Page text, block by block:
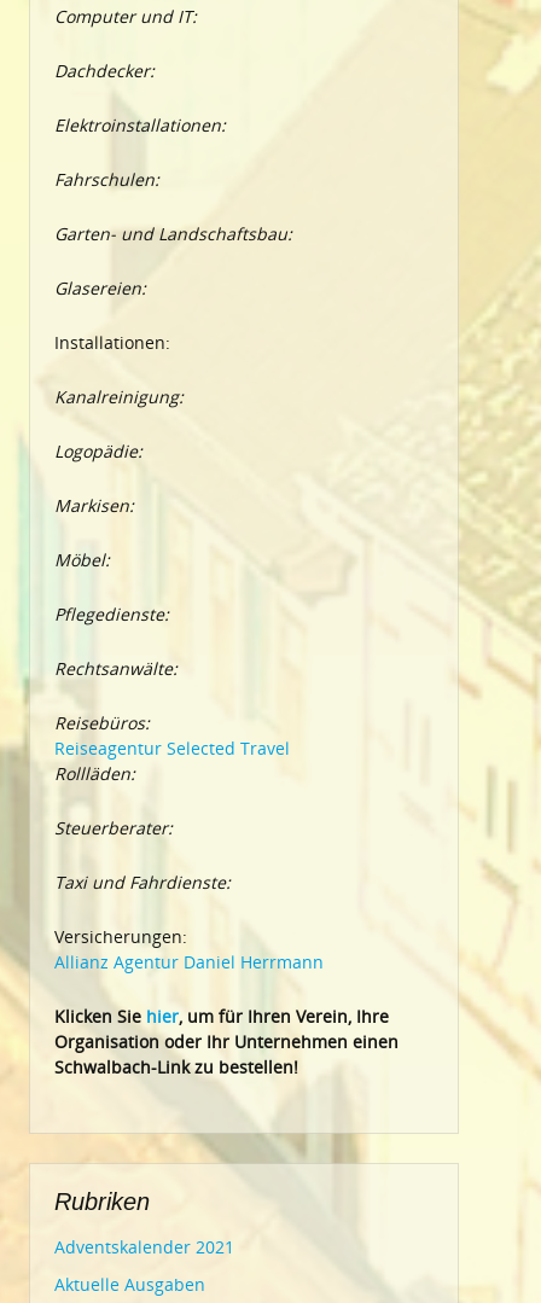
Computer und IT:
Dachdecker:
Elektroinstallationen:
Fahrschulen:
Garten- und Landschaftsbau:
Glasereien:
Installationen:
Kanalreinigung:
Logopädie:
Markisen:
Möbel:
Pflegedienste:
Rechtsanwälte:
Reisebüros:
Reiseagentur Selected Travel
Rollläden:
Steuerberater:
Taxi und Fahrdienste:
Versicherungen:
Allianz Agentur Daniel Herrmann
Klicken Sie hier, um für Ihren Verein, Ihre
Organisation oder Ihr Unternehmen einen
Schwalbach-Link zu bestellen!
Rubriken
Adventskalender 2021
Aktuelle Ausgaben